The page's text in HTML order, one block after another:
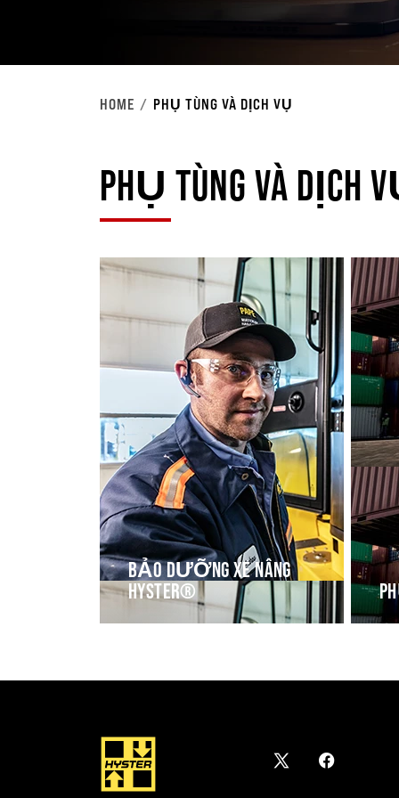
HOME PHỤ TÙNG VÀ DỊCH VỤ
PHỤ TÙNG VÀ DỊCH
BẢO DƯỠNG XE NÂNG
HYSTER®